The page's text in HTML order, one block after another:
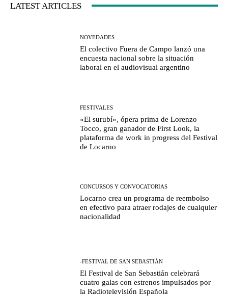
LATEST ARTICLES
NOVEDADES
El colectivo Fuera de Campo lanzó una
encuesta nacional sobre la situación
laboral en el audiovisual argentino
FESTIVALES
«El surubí», ópera prima de Lorenzo
Tocco, gran ganador de First Look, la
plataforma de work in progress del Festival
de Locarno
CONCURSOS Y CONVOCATORIAS
Locarno crea un programa de reembolso
en efectivo para atraer rodajes de cualquier
nacionalidad
-FESTIVAL DE SAN SEBASTIÁN
El Festival de San Sebastián celebrará
cuatro galas con estrenos impulsados por
la Radiotelevisión Española